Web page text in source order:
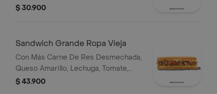
Pimentón, Apio, Mostaza, Salsa Bbq,
$ 30.900
Sandwich Grande Ropa Vieja
Con Más Carne De Res Desmechada,
Queso Amarillo, Lechuga, Tomate,
Pimentón, Apio, Mostaza, Salsa Bbq,
$ 43.900